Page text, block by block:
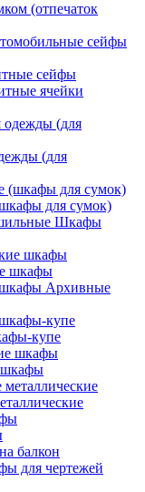
(отпечаток
сейфы
сейфы
ячейки
(для
для сумок)
Шкафы
шкафы
Архивные
купе
шкафы
балкон
для чертежей